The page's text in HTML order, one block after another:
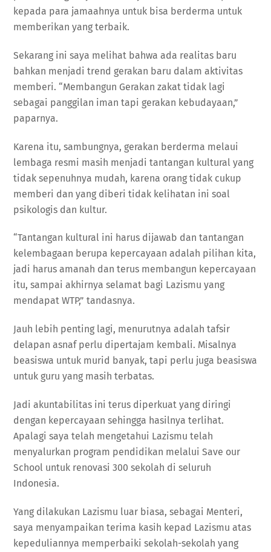
kepada para jamaahnya untuk bisa berderma untuk
memberikan yang terbaik.
Sekarang ini saya melihat bahwa ada realitas baru
bahkan menjadi trend gerakan baru dalam aktivitas
memberi. “Membangun Gerakan zakat tidak lagi
sebagai panggilan iman tapi gerakan kebudayaan,”
paparnya.
Karena itu, sambungnya, gerakan berderma melaui
lembaga resmi masih menjadi tantangan kultural yang
tidak sepenuhnya mudah, karena orang tidak cukup
memberi dan yang diberi tidak kelihatan ini soal
psikologis dan kultur.
“Tantangan kultural ini harus dijawab dan tantangan
kelembagaan berupa kepercayaan adalah pilihan kita,
jadi harus amanah dan terus membangun kepercayaan
itu, sampai akhirnya selamat bagi Lazismu yang
mendapat WTP,” tandasnya.
Jauh lebih penting lagi, menurutnya adalah tafsir
delapan asnaf perlu dipertajam kembali. Misalnya
beasiswa untuk murid banyak, tapi perlu juga beasiswa
untuk guru yang masih terbatas.
Jadi akuntabilitas ini terus diperkuat yang diringi
dengan kepercayaan sehingga hasilnya terlihat.
Apalagi saya telah mengetahui Lazismu telah
menyalurkan program pendidikan melalui Save our
School untuk renovasi 300 sekolah di seluruh
Indonesia.
Yang dilakukan Lazismu luar biasa, sebagai Menteri,
saya menyampaikan terima kasih kepad Lazismu atas
kepeduliannya memperbaiki sekolah-sekolah yang